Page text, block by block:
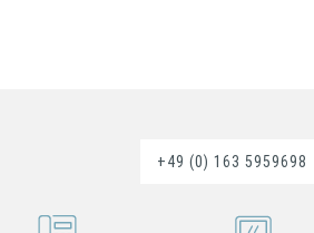
+49 (0) 163 5959698